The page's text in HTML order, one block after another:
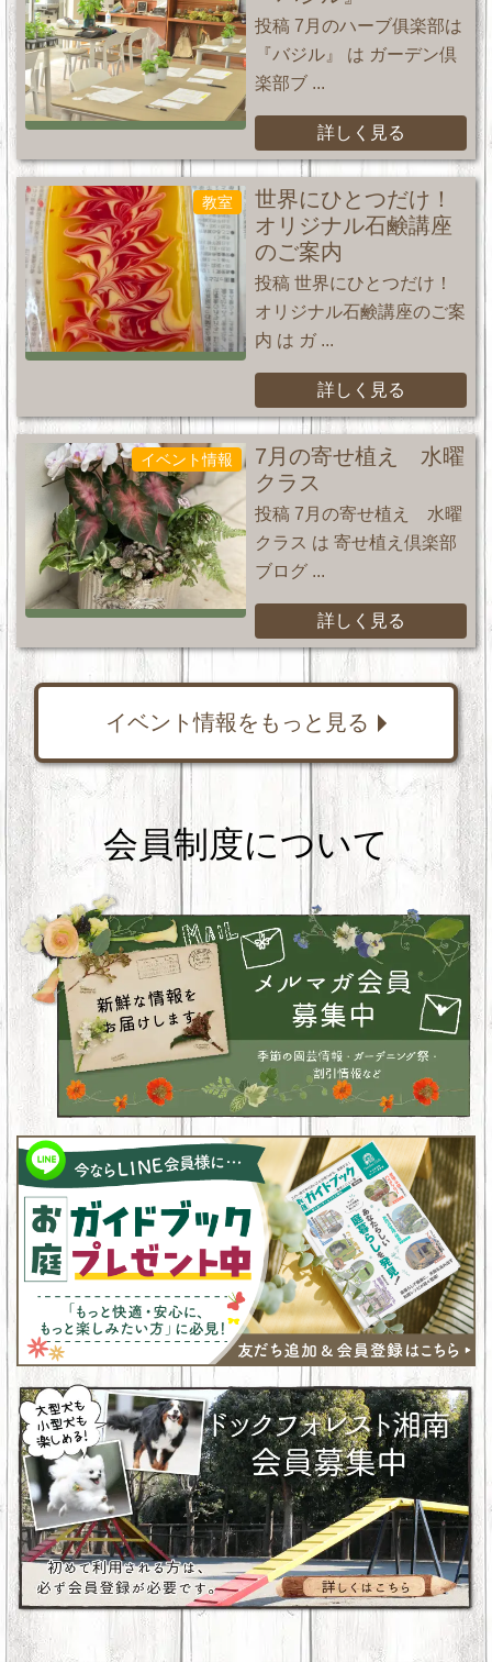
投稿 7月のハーブ俱楽部は
『バジル』 は ガーデン倶
楽部ブ ...
詳しく見る
教室
世界にひとつだけ！
オリジナル石鹸講座
のご案内
投稿 世界にひとつだけ！
オリジナル石鹸講座のご案
内 は ガ ...
詳しく見る
イベント情報
7月の寄せ植え 水曜
クラス
投稿 7月の寄せ植え 水曜
クラス は 寄せ植え倶楽部
ブログ ...
詳しく見る
イベント情報をもっと見る
会員制度について